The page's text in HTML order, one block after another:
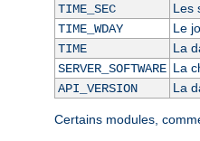
TIME_SEC
Les
TIME_WDAY
Le
TIME
La
SERVER_SOFTWARE La
API_VERSION
La
Certains modules,